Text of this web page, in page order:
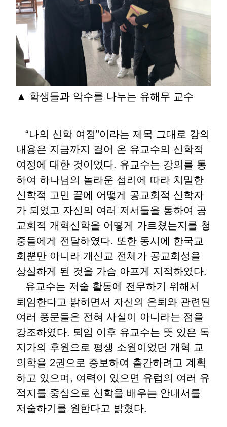
▲ 학생들과 악수를 나누는 유해무 교수
“나의 신학 여정”이라는 제목 그대로 강의
내용은 지금까지 걸어 온 유교수의 신학적
여정에 대한 것이었다. 유교수는 강의를 통
하여 하나님의 놀라운 섭리에 따라 치밀한
신학적 고민 끝에 어떻게 공교회적 신학자
가 되었고 자신의 여러 저서들을 통하여 공
교회적 개혁신학을 어떻게 가르쳤는지를 청
중들에게 전달하였다. 또한 동시에 한국교
회뿐만 아니라 개신교 전체가 공교회성을
상실하게 된 것을 가슴 아프게 지적하였다.
유교수는 저술 활동에 전무하기 위해서
퇴임한다고 밝히면서 자신의 은퇴와 관련된
여러 풍문들은 전혀 사실이 아니라는 점을
강조하였다. 퇴임 이후 유교수는 뜻 있은 독
지가의 후원으로 평생 소원이었던 개혁 교
의학을 2권으로 증보하여 출간하려고 계획
하고 있으며, 여력이 있으면 유럽의 여러 유
적지를 중심으로 신학을 배우는 안내서를
저술하기를 원한다고 밝혔다.